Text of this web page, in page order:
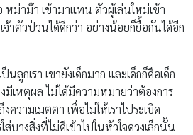
ม่าม๊า เข้ามาแทน ตัวผู้เล่นใหม่เข้า
าตัวป่วนได้ดีกว่า อย่างน้อยก็ยื้อกันได้อีก
ป็นลูกเรา เขายังเด็กมาก และเด็กก็คือเด็ก
มีเหตุผล ไม่ได้มีความหมายว่าต้องการ
วามเมตตา เพื่อไม่ให้เราไประเบิด
บางสิ่งที่ไม่ดีเข้าไปในหัวใจดวงเล็กนั้น